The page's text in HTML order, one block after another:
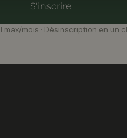
S'inscrire
max/mois · Désinscription en un